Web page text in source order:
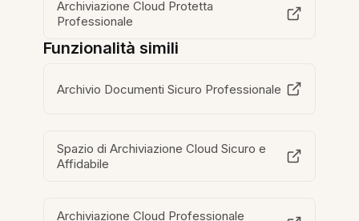
Archiviazione Cloud Protetta
Professionale
Funzionalità simili
Archivio Documenti Sicuro Professionale
Spazio di Archiviazione Cloud Sicuro e
Affidabile
Archiviazione Cloud Professionale